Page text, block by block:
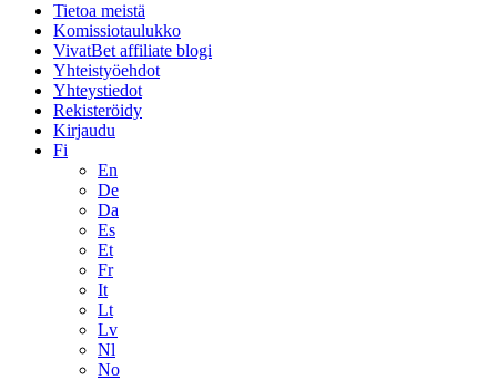
Tietoa meistä
Komissiotaulukko
VivatBet affiliate blogi
Yhteistyöehdot
Yhteystiedot
Rekisteröidy
Kirjaudu
Fi
En
De
Da
Es
Et
Fr
It
Lt
Lv
Nl
No